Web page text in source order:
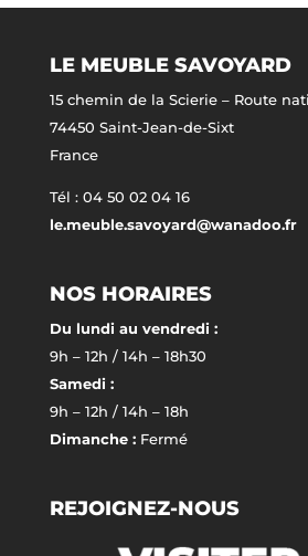
LE MEUBLE SAVOYARD
15 chemin de la Scierie – Route
74450 Saint-Jean-de-Sixt
France
Tél : 04 50 02 04 16
le.meuble.savoyard@wanadoo.fr
NOS HORAIRES
Du lundi au vendredi :
9h – 12h / 14h – 18h30
Samedi :
9h – 12h / 14h – 18h
Dimanche :Fermé
REJOIGNEZ-NOUS